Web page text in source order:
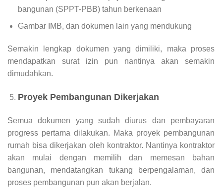
bangunan (SPPT-PBB) tahun berkenaan
Gambar IMB, dan dokumen lain yang mendukung
Semakin lengkap dokumen yang dimiliki, maka proses
mendapatkan surat izin pun nantinya akan semakin
dimudahkan.
Proyek Pembangunan Dikerjakan
Semua dokumen yang sudah diurus dan pembayaran
progress pertama dilakukan. Maka proyek pembangunan
rumah bisa dikerjakan oleh kontraktor. Nantinya kontraktor
akan mulai dengan memilih dan memesan bahan
bangunan, mendatangkan tukang berpengalaman, dan
proses pembangunan pun akan berjalan.